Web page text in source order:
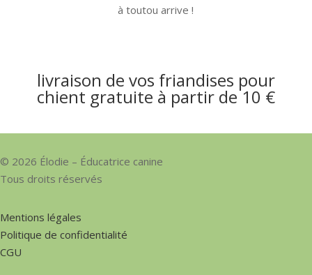
à toutou arrive !
livraison de vos friandises pour
chient gratuite à partir de 10 €
© 2026 Élodie – Éducatrice canine
Tous droits réservés
Mentions légales
Politique de confidentialité
CGU